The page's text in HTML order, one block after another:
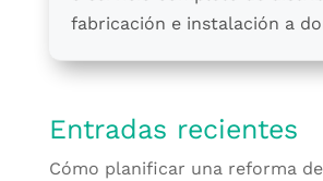
fabricación e instalación a
Entradas recientes
Cómo planificar una reforma